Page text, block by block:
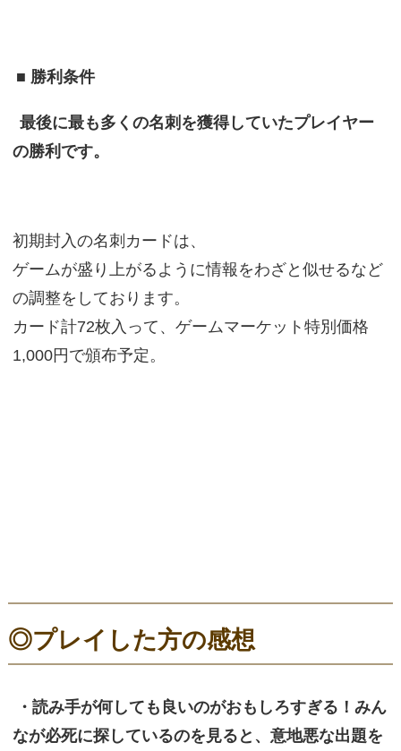
■ 勝利条件
最後に最も多くの名刺を獲得していたプレイヤー
の勝利です。
初期封入の名刺カードは、
ゲームが盛り上がるように情報をわざと似せるなど
の調整をしております。
カード計72枚入って、ゲームマーケット特別価格
1,000円で頒布予定。
◎プレイした方の感想
・読み手が何しても良いのがおもしろすぎる！みん
なが必死に探しているのを見ると、意地悪な出題を